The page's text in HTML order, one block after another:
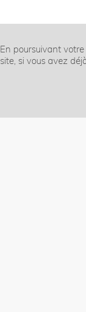
En poursuivant
site, si vous avez